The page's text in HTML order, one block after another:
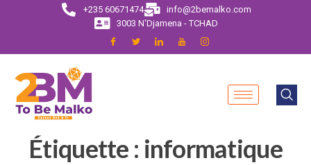
+235 60671474
info@2bemalko.com
3003 N'Djamena - TCHAD
Étiquette : informatique